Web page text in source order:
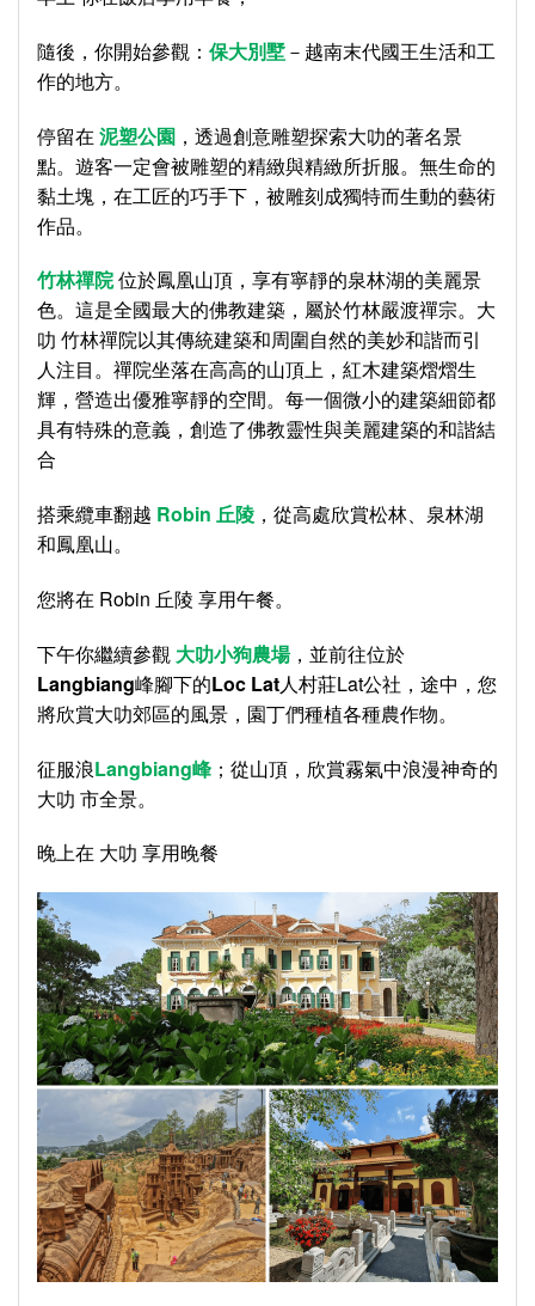
隨後，你開始參觀： 保大別墅－越南末代國王生活和工
作的地方。
停留在 泥塑公園 ，透過創意雕塑探索大叻的著名景
點。遊客一定會被雕塑的精緻與精緻所折服。無生命的
黏土塊，在工匠的巧手下，被雕刻成獨特而生動的藝術
作品。
竹林禪院位於鳳凰山頂，享有寧靜的泉林湖的美麗景
色。這是全國最大的佛教建築，屬於竹林嚴渡禪宗。大
叻 竹林禪院以其傳統建築和周圍自然的美妙和諧而引
人注目。禪院坐落在高高的山頂上，紅木建築熠熠生
輝，營造出優雅寧靜的空間。每一個微小的建築細節都
具有特殊的意義，創造了佛教靈性與美麗建築的和諧結
合
搭乘纜車翻越 Robin 丘陵 ，從高處欣賞松林、泉林湖
和鳳凰山。
您將在 Robin 丘陵 享用午餐。
下午你繼續參觀 大叻小狗農場，並前往位於
Langbiang峰腳下的Loc Lat人村莊Lat公社，途中，您
將欣賞大叻郊區的風景，園丁們種植各種農作物。
征服浪Langbiang峰；從山頂，欣賞霧氣中浪漫神奇的
大叻 市全景。
晚上在 大叻 享用晚餐